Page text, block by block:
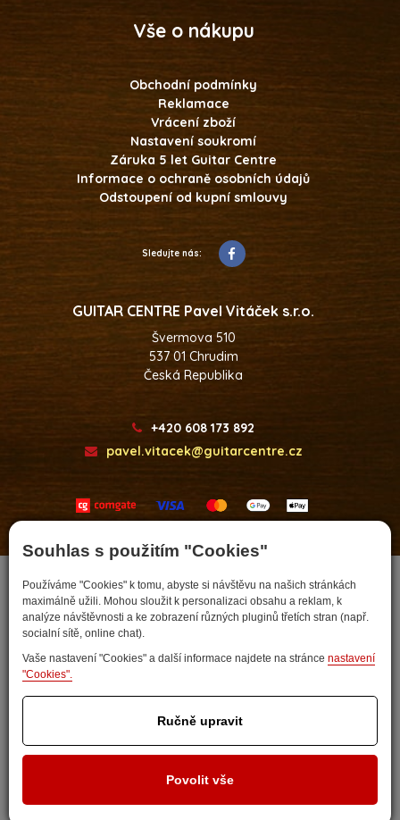
Souhlas s použitím "Cookies"
Používáme "Cookies" k tomu, abyste si návštěvu na našich stránkách
maximálně užili. Mohou sloužit k personalizaci obsahu a reklam, k
analýze návštěvnosti a ke zobrazení různých pluginů třetích stran (např.
socialní sítě, online chat).
Vaše nastavení "Cookies" a další informace najdete na stránce nastavení
"Cookies".
Ručně upravit
Povolit vše
Vše o nákupu
Obchodní podmínky
Reklamace
Vrácení zboží
Nastavení soukromí
Záruka 5 let Guitar Centre
Informace o ochraně osobních údajů
Odstoupení od kupní smlouvy
Sledujte nás:
GUITAR CENTRE Pavel Vitáček s.r.o.
Švermova 510
537 01 Chrudim
Česká Republika
+420 608 173 892
pavel.vitacek@guitarcentre.cz
Nastavit cookies